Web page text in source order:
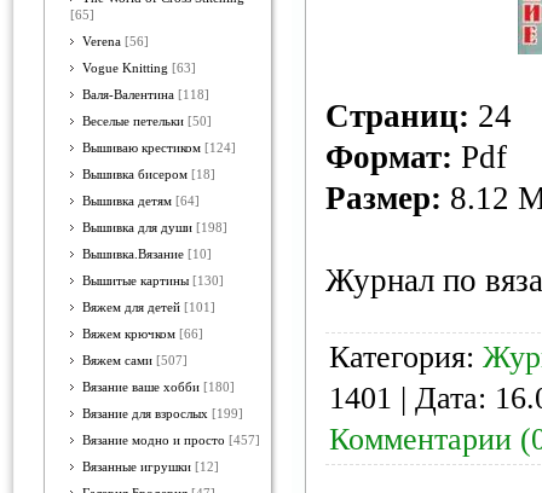
[65]
Verena [56]
Vogue Knitting [63]
Валя-Валентина [118]
Веселые петельки [50]
Вышиваю крестиком [124]
Вышивка бисером [18]
Вышивка детям [64]
Вышивка для души [198]
Вышивка.Вязание [10]
Вышитые картины [130]
Вяжем для детей [101]
Вяжем крючком [66]
Вяжем сами [507]
Вязание ваше хобби [180]
Вязание для взрослых [199]
Вязание модно и просто [457]
Вязанные игрушки [12]
Страниц: 24
Формат: Pdf
Размер: 8.12
Журнал по
Категория:
1401 | Дата:
Комментарии